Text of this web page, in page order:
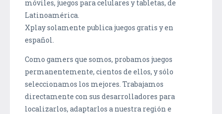
móviles, juegos para celulares y tabletas, de
Latinoamérica.
Xplay solamente publica juegos gratis y en
español.
Como gamers que somos, probamos juegos
permanentemente, cientos de ellos, y sólo
seleccionamos los mejores. Trabajamos
directamente con sus desarrolladores para
localizarlos, adaptarlos a nuestra región e